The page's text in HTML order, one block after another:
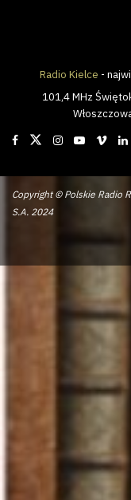
Radio Kielce -
101,4 MHz
Copyright © Polskie Radio
S.A. 2024